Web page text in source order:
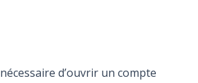
d’ouvrir un compte